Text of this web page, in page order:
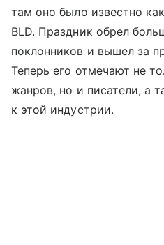
там оно было известно
BLD. Праздник обрел
поклонников и вышел за
Теперь его отмечают не
жанров, но и писатели, а
к этой индустрии.